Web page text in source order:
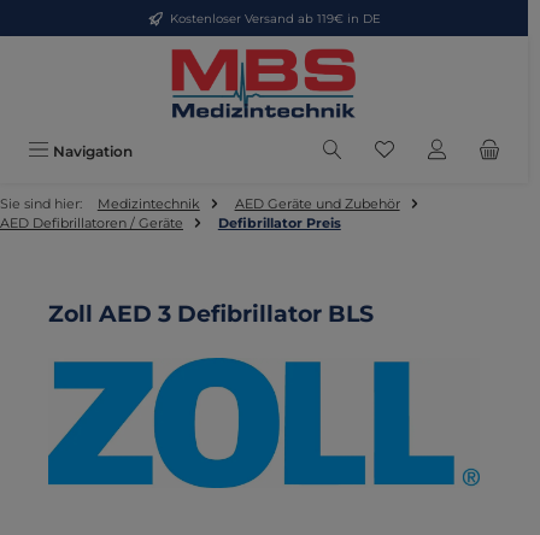
Zum Hauptinhalt springenKostenloser Versand ab 119€ in DE
Navigation Du hast 0
Sie sind hier: Medizintechnik
AED Geräte und Zubehör
AED Defibrillatoren / Geräte
Defibrillator Preis
Zoll AED 3 Defibrillator BLS